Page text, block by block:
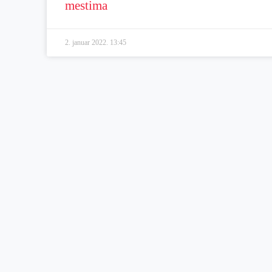
mestima
2. januar 2022. 13:45